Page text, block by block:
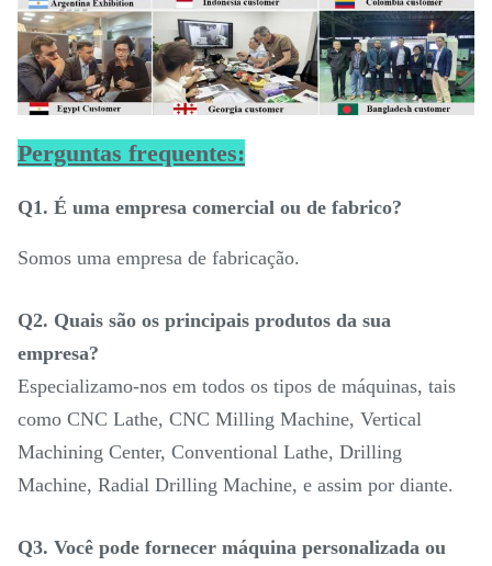
Perguntas frequentes:
Q1. É uma empresa comercial ou de fabrico?
Somos uma empresa de fabricação.
Q2. Quais são os principais produtos da sua
empresa?
Especializamo-nos em todos os tipos de máquinas, tais
como CNC Lathe, CNC Milling Machine, Vertical
Machining Center, Conventional Lathe, Drilling
Machine, Radial Drilling Machine, e assim por diante.
Q3. Você pode fornecer máquina personalizada ou